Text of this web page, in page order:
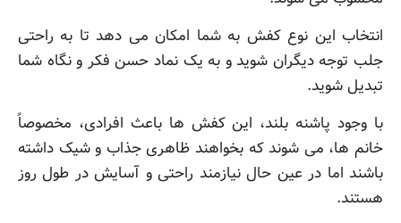
انتخاب این نوع کفش به شما امکان می دهد تا به راحتی
جلب توجه دیگران شوید و به یک نماد حسن فکر و نگاه شما
تبدیل شوید.
با وجود پاشنه بلند، این کفش ها باعث افرادی، مخصوصاً
خانم ها، می شوند که بخواهند ظاهری جذاب و شیک داشته
باشند اما در عین حال نیازمند راحتی و آسایش در طول روز
هستند.